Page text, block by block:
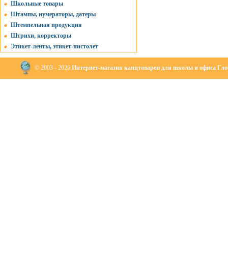
Школьные товары
Штампы, нумераторы, датеры
Штемпельная продукция
Штрихи, корректоры
Этикет-ленты, этикет-пистолет
© 2003 - 2026 Интернет-магазин канцтоваров для школы и офиса